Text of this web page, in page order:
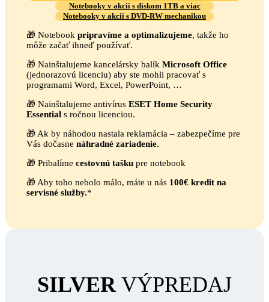
Notebooky v akcii s diskom 1TB a viac
Notebooky v akcii s DVD-RW mechanikou
🎁 Notebook pripravíme a optimalizujeme, takže ho
môže začať ihneď používať.
🎁 Nainštalujeme kancelársky balík Microsoft Office
(jednorazovú licenciu) aby ste mohli pracovať s
programami Word, Excel, PowerPoint, …
🎁 Nainštalujeme antivírus ESET Home Security
Essential s ročnou licenciou.
🎁 Ak by náhodou nastala reklamácia – zabezpečíme pre
Vás dočasne náhradné zariadenie.
🎁 Pribalíme cestovnú tašku pre notebook
🎁 Aby toho nebolo málo, máte u nás 100€ kredit na
servisné služby.*
SILVER VÝPREDAJ